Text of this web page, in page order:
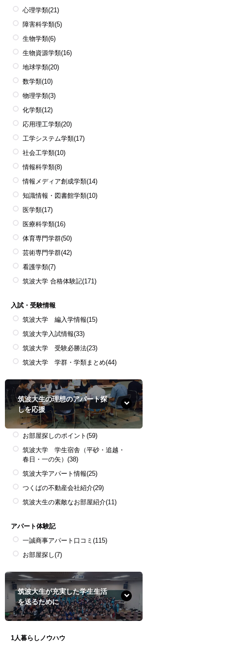
心理学類(21)
障害科学類(5)
生物学類(6)
生物資源学類(16)
地球学類(20)
数学類(10)
物理学類(3)
化学類(12)
応用理工学類(20)
工学システム学類(17)
社会工学類(10)
情報科学類(8)
情報メディア創成学類(14)
知識情報・図書館学類(10)
医学類(17)
医療科学類(16)
体育専門学群(50)
芸術専門学群(42)
看護学類(7)
筑波大学 合格体験記(171)
入試・受験情報
筑波大学 編入学情報(15)
筑波大学入試情報(33)
筑波大学 受験必勝法(23)
筑波大学 学群・学類まとめ(44)
筑波大生の理想のアパート探
しを応援
お部屋探しのポイント (59)
筑波大学 学生宿舎（平砂・追越・
春日・一の矢） (38)
筑波大学アパート情報(25)
つくばの不動産会社紹介(29)
筑波大生の素敵なお部屋紹介(11)
アパート体験記
一誠商事アパート口コミ (115)
お部屋探し(7)
筑波大生が充実した学生生活
を送るために
1人暮らしノウハウ